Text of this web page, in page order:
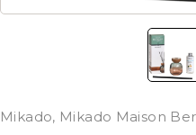
Mikado, Mikado Maison